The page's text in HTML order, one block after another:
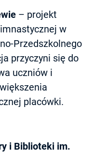
– projekt
w
Przedszkolnego
przyczyni się do
uczniów i
placówki.
i Biblioteki im.